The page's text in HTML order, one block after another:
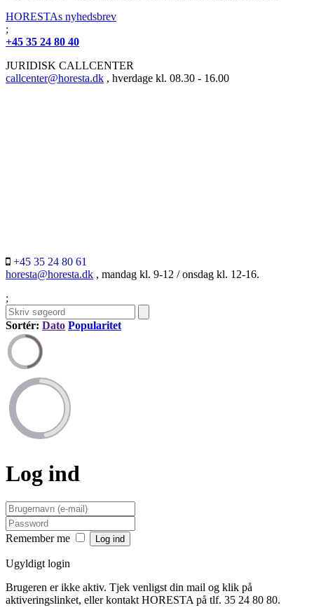
HORESTAs nyhedsbrev
;
+45 35 24 80 40
JURIDISK CALLCENTER
callcenter@horesta.dk , hverdage kl. 08.30 - 16.00
+45 35 24 80 61
horesta@horesta.dk , mandag kl. 9-12 / onsdag kl. 12-16.
;
Sortér: Dato Popularitet
Log ind
Remember me
Ugyldigt login
Brugeren er ikke aktiv. Tjek venligst din mail og klik på
aktiveringslinket, eller kontakt HORESTA på tlf. 35 24 80 80.